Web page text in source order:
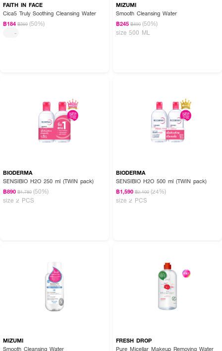
FAITH IN FACE
Cica5 Truly Soothing Cleansing Water
฿184 ฿369 (50%)
-
MIZUMI
Smooth Cleansing Water
฿245 ฿490 (50%)
size 500 ML
BIODERMA
SENSIBIO H2O 250 ml (TWIN pack)
฿890 ฿1,780 (50%)
size 2 PCS
BIODERMA
SENSIBIO H2O 500 ml (TWIN pack)
฿1,590 ฿2,100 (24%)
size 2 PCS
MIZUMI
Smooth Cleansing Water
FRESH DROP
Pure Micellar Makeup Removing Water